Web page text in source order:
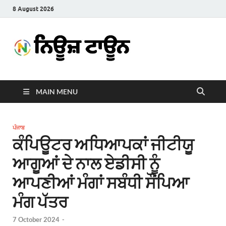
8 August 2026
Town
MAIN MENU
ਪੰਜਾਬ
ਕੰਪਿਊਟਰ ਅਧਿਆਪਕਾਂ ਜੀਟੀਯੂ
ਆਗੂਆਂ ਦੇ ਨਾਲ ਏਡੀਸੀ ਨੂੰ
ਆਪਣੀਆਂ ਮੰਗਾਂ ਸਬੰਧੀ ਸੌਂਪਿਆ
ਮੰਗ ਪੱਤਰ
7 October 2024 -